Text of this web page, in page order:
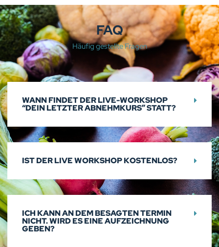
FAQ
Häufig gestellte Fragen
WANN FINDET DER LIVE-WORKSHOP
“DEIN LETZTER ABNEHMKURS” STATT?
IST DER LIVE WORKSHOP KOSTENLOS?
ICH KANN AN DEM BESAGTEN TERMIN
NICHT. WIRD ES EINE AUFZEICHNUNG
GEBEN?